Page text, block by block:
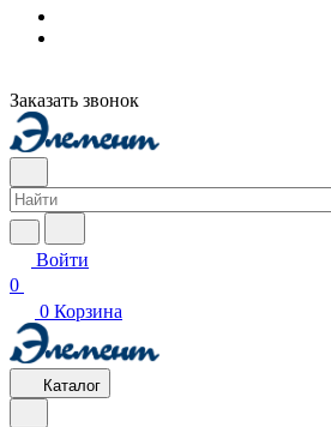
Заказать звонок
Войти
0
0 Корзина
Каталог